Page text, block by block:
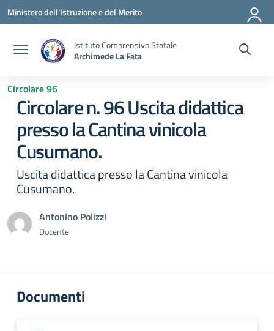
Vai ai contenuti
Vai al menu di navigazione
Vai al footer
Ministero dell'Istruzione e del Merito
Istituto Comprensivo Statale
Archimede La Fata
Circolare 96
Circolare n. 96 Uscita didattica
presso la Cantina vinicola
Cusumano.
Uscita didattica presso la Cantina vinicola
Cusumano.
Antonino Polizzi
Docente
Documenti